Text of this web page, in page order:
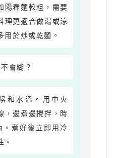
陽春麵較粗，需要
理更適合做湯或涼
用於炒或乾麵。
會糊？
和水溫。用中火
，邊煮邊攪拌，時
。煮好後立即用冷
。